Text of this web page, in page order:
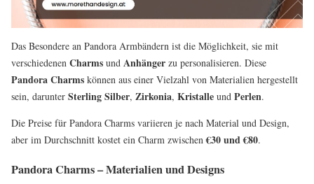
Das Besondere an Pandora Armbändern ist die Möglichkeit, sie mit
verschiedenen Charms und Anhänger zu personalisieren. Diese
Pandora Charms können aus einer Vielzahl von Materialien hergestellt
sein, darunter Sterling Silber, Zirkonia, Kristalle und Perlen.
Die Preise für Pandora Charms variieren je nach Material und Design,
aber im Durchschnitt kostet ein Charm zwischen€30 und €80.
Pandora Charms – Materialien und Designs